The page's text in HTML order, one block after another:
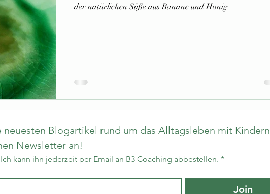
der natürlichen Süße aus Banane und Honig
Blogartikel rund um das Alltagsleben mit Kindern
Newsletter an!
kann ihn jederzeit per Email an B3 Coaching abbestellen. *
Join